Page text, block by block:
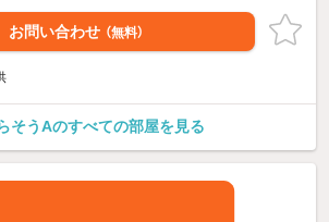
お問い合わせ （無料）
そうAのすべての部屋を見る